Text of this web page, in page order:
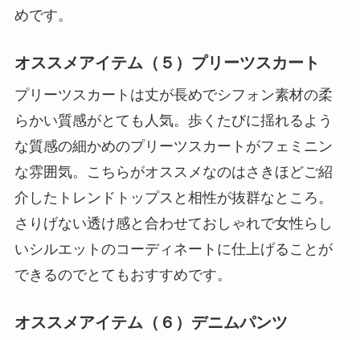
めです。
オススメアイテム（５）プリーツスカート
プリーツスカートは丈が長めでシフォン素材の柔
らかい質感がとても人気。歩くたびに揺れるよう
な質感の細かめのプリーツスカートがフェミニン
な雰囲気。こちらがオススメなのはさきほどご紹
介したトレンドトップスと相性が抜群なところ。
さりげない透け感と合わせておしゃれで女性らし
いシルエットのコーディネートに仕上げることが
できるのでとてもおすすめです。
オススメアイテム（６）デニムパンツ